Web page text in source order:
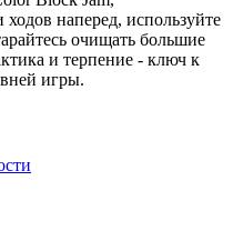
ходов наперед, используйте
очищать большие
и терпение - ключ к
игры.